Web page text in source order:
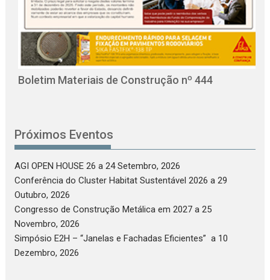
Boletim Materiais de Construção nº 444
Próximos Eventos
AGI OPEN HOUSE 26 a 24 Setembro, 2026
Conferência do Cluster Habitat Sustentável 2026 a 29
Outubro, 2026
Congresso de Construção Metálica em 2027 a 25
Novembro, 2026
Simpósio E2H – “Janelas e Fachadas Eficientes” a 10
Dezembro, 2026